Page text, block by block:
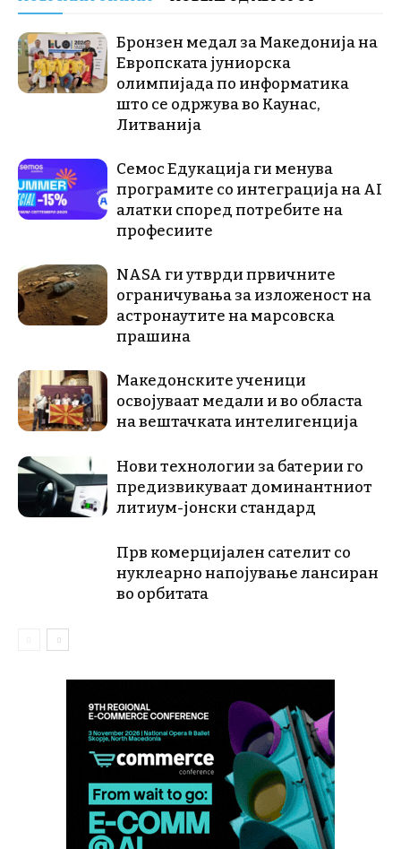
Бронзен медал за Македонија на
Европската јуниорска
олимпијада по информатика
што се одржува во Каунас,
Литванија
Семос Едукација ги менува
програмите со интеграција на AI
алатки според потребите на
професиите
NASA ги утврди првичните
ограничувања за изложеност на
астронаутите на марсовска
прашина
Македонските ученици
освојуваат медали и во областа
на вештачката интелигенција
Нови технологии за батерии го
предизвикуваат доминантниот
литиум-јонски стандард
Прв комерцијален сателит со
нуклеарно напојување лансиран
во орбитата